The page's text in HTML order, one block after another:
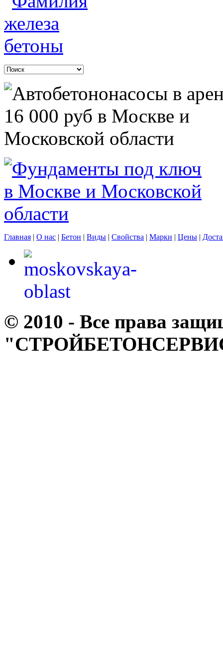
Главная | О нас | Бетон | Виды | Свойства | Марки | Цены |
© 2010 - Все права